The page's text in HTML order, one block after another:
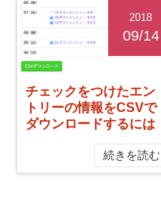
2018
09/14
チェックをつけたエン
トリーの情報をCSVで
ダウンロードするには
続きを読む